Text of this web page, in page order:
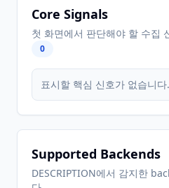
Core Signals
첫 화면에서 판단해야 할 수집
0
표시할 핵심 신호가 없습니다.
Supported Backends
DESCRIPTION에서 감지한